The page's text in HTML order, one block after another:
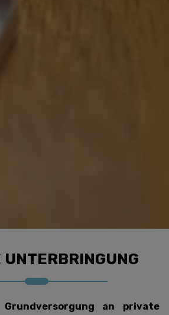
UNTERBRINGUNG
an private